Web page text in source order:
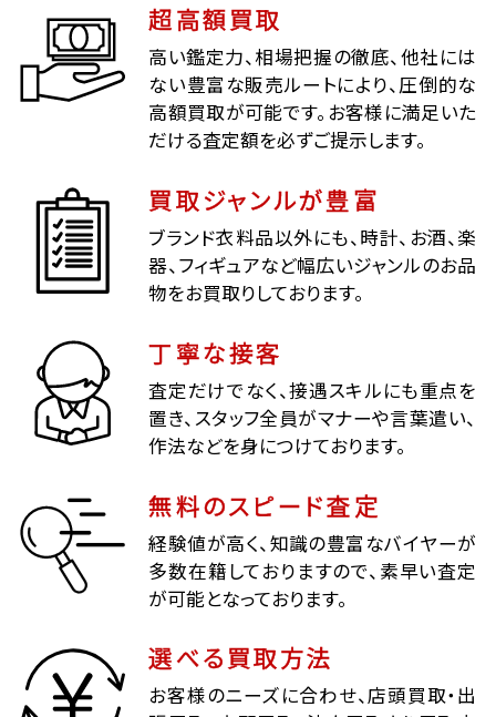
超高額買取
高い鑑定力、相場把握の徹底、他社には
ない豊富な販売ルートにより、圧倒的な
高額買取が可能です。お客様に満足いた
だける査定額を必ずご提示します。
買取ジャンルが豊富
ブランド衣料品以外にも、時計、お酒、楽
器、フィギュアなど幅広いジャンルのお品
物をお買取りしております。
丁寧な接客
査定だけでなく、接遇スキルにも重点を
置き、スタッフ全員がマナーや言葉遣い、
作法などを身につけております。
無料のスピード査定
経験値が高く、知識の豊富なバイヤーが
多数在籍しておりますので、素早い査定
が可能となっております。
選べる買取方法
お客様のニーズに合わせ、店頭買取・出